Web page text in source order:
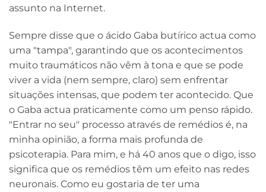
assunto na Internet.
Sempre disse que o ácido Gaba butírico actua como
uma "tampa", garantindo que os acontecimentos
muito traumáticos não vêm à tona e que se pode
viver a vida (nem sempre, claro) sem enfrentar
situações intensas, que podem ter acontecido. Que
o Gaba actua praticamente como um penso rápido.
"Entrar no seu" processo através de remédios é, na
minha opinião, a forma mais profunda de
psicoterapia. Para mim, e há 40 anos que o digo, isso
significa que os remédios têm um efeito nas redes
neuronais. Como eu gostaria de ter uma